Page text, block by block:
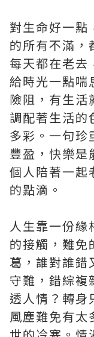
對生命好一點
的所有不滿，
每天都在老去
給時光一點喘
險阻，有生活
調配著生活的
多彩。一句珍
豐盈，快樂是
個人陪著一起
的點滴。
人生靠一份緣
的接觸，難免
葛，誰對誰錯
守難，錯綜複
透人情？轉身
風塵難免有太